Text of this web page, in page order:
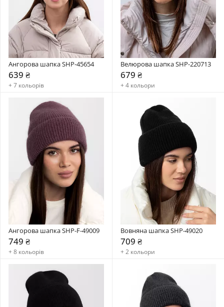
Ангорова шапка SHP-45654
639 ₴
+ 7 кольорів
Велюрова шапка SHP-220713
679 ₴
+ 4 кольори
Ангорова шапка SHP-F-49009
749 ₴
+ 8 кольорів
Вовняна шапка SHP-49020
709 ₴
+ 2 кольори